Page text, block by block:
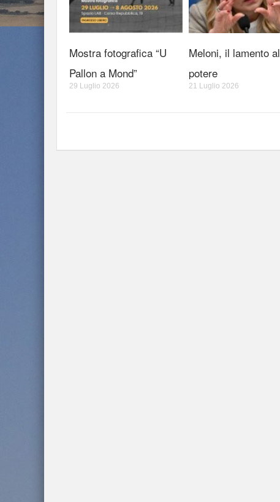
Mostra fotografica “U
Pallon a Mond”
29 Luglio 2026
Meloni, il lamento al
potere
21 Luglio 2026